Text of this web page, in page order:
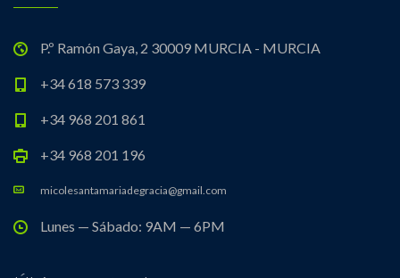
P.º Ramón Gaya, 2 30009 MURCIA - MURCIA
+34 618 573 339
+34 968 201 861
+34 968 201 196
micolesantamariadegracia@gmail.com
Lunes — Sábado: 9AM — 6PM